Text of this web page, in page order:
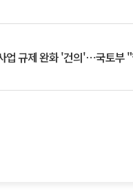
업 규제 완화 '건의'⋯국토부